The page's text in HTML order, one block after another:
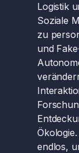
Logistik
Soziale
zu
und
endlos,